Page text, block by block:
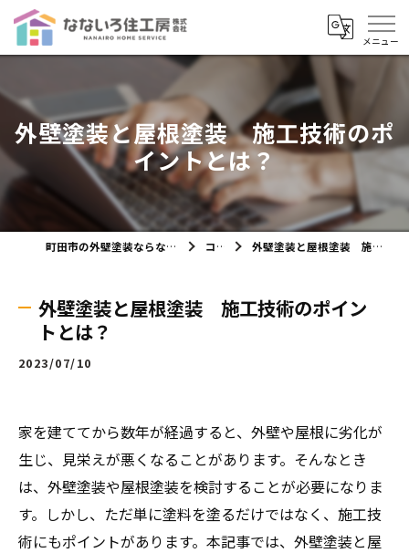
外壁塗装と屋根塗装 施工技術のポ
イントとは？
町田市の外壁塗装ならなないろ住工房株式会社 コラム 外壁塗装と屋根塗装 施工技術のポイントとは？
外壁塗装と屋根塗装 施工技術のポイン
トとは？
2023/07/10
家を建ててから数年が経過すると、外壁や屋根に劣化が
生じ、見栄えが悪くなることがあります。そんなとき
は、外壁塗装や屋根塗装を検討することが必要になりま
す。しかし、ただ単に塗料を塗るだけではなく、施工技
術にもポイントがあります。本記事では、外壁塗装と屋